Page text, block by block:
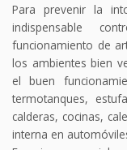
Para prevenir la
indispensable
funcionamiento de
los ambientes bien
el buen
termotanques,
calderas, cocinas,
interna en